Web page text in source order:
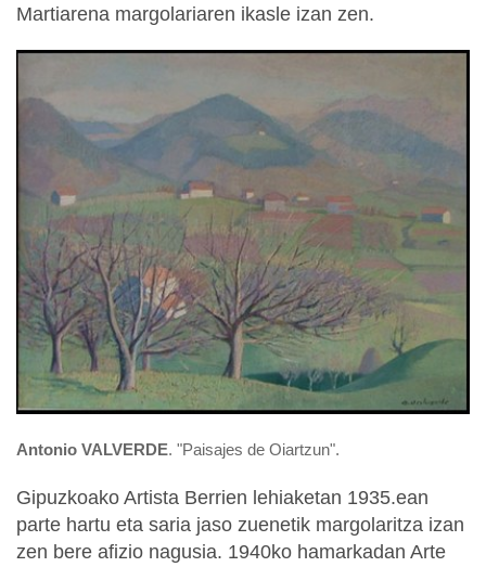
Martiarena margolariaren ikasle izan zen.
Antonio VALVERDE. "Paisajes de Oiartzun".
Gipuzkoako Artista Berrien lehiaketan 1935.ean
parte hartu eta saria jaso zuenetik margolaritza izan
zen bere afizio nagusia. 1940ko hamarkadan Arte